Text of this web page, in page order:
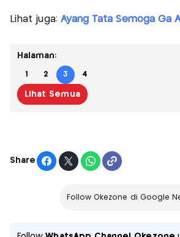
Lihat juga: Ayang Tata Semoga Ga
Halaman:
1 2 3 4
Lihat Semua
Share
Follow Okezone di Google